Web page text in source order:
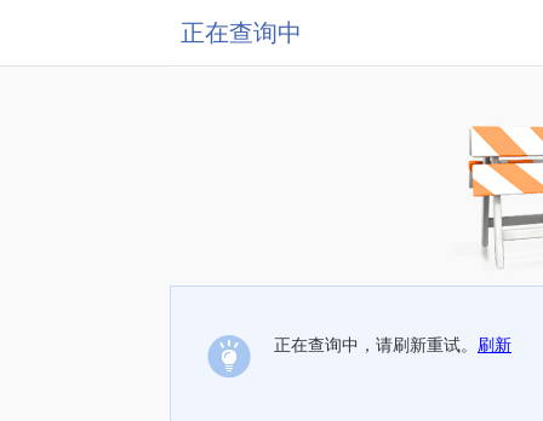
正在查询中
正在查询中，请刷新重试。 刷新